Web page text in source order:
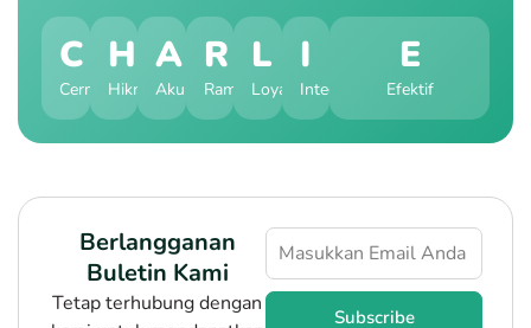
C
Cermat
H
Hikmah
A
Akurat
R
Ramah
L
Loyal
I
Integral
E
Efektif
Berlangganan
Buletin Kami
Tetap terhubung dengan
Subscribe